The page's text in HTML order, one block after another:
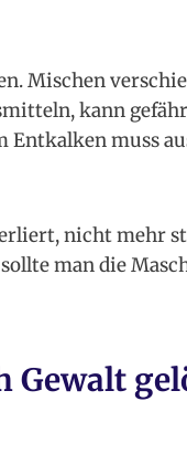
Mischen
kann
Entkalken muss
nicht mehr
man die
Gewalt